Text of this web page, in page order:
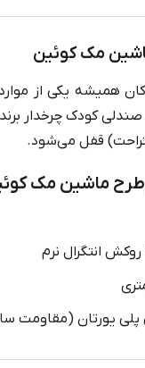
مک کوئین
همیشه یکی از
کودک چرخدار
قفل می‌شود.
ماشین مک
انتگرال نرم
یورتان (مقاومت